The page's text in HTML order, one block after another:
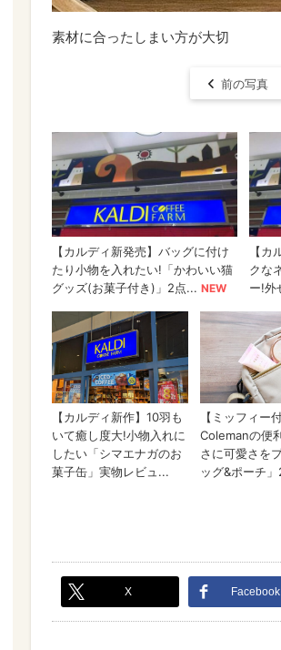
素材に合ったしまい方が大切
前の写真
X Facebook